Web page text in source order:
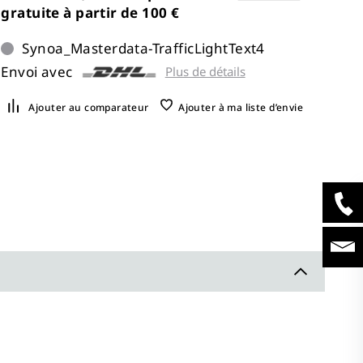
gratuite à partir de 100 €
Synoa_Masterdata-TrafficLightText4
Envoi avec
Plus de détails
Ajouter au comparateur Ajouter à ma liste d’envie